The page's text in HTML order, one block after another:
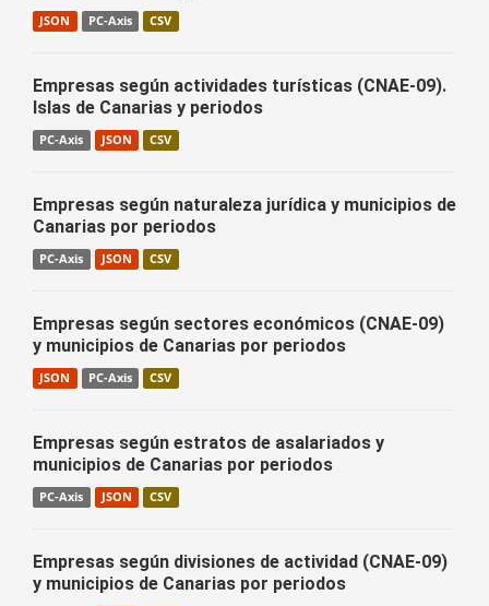
JSON PC-Axis CSV
Empresas según actividades turísticas (CNAE-09).
Islas de Canarias y periodos
PC-Axis JSON CSV
Empresas según naturaleza jurídica y municipios de
Canarias por periodos
PC-Axis JSON CSV
Empresas según sectores económicos (CNAE-09)
y municipios de Canarias por periodos
JSON PC-Axis CSV
Empresas según estratos de asalariados y
municipios de Canarias por periodos
PC-Axis JSON CSV
Empresas según divisiones de actividad (CNAE-09)
y municipios de Canarias por periodos